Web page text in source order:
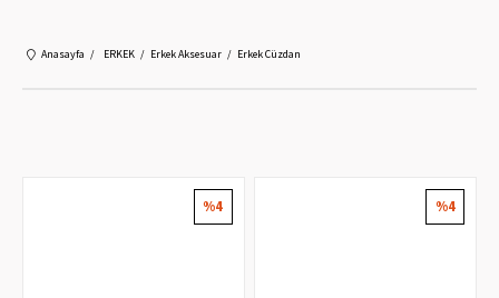
Anasayfa ERKEK Erkek Aksesuar Erkek Cüzdan
%4 %4